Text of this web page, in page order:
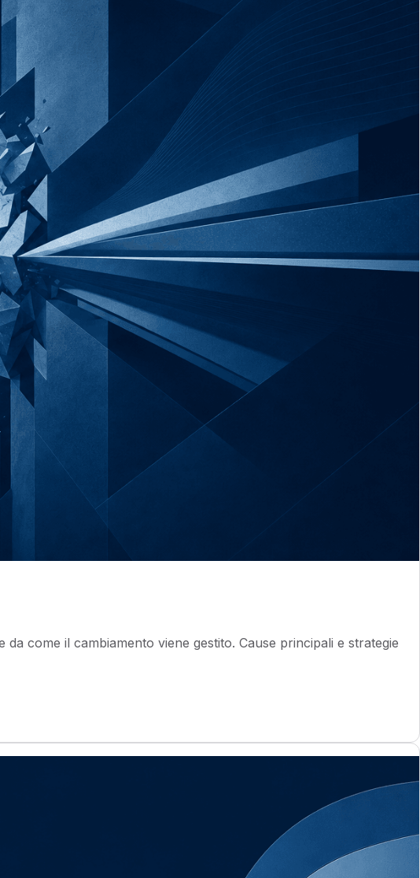
come il cambiamento viene gestito. Cause principali e strategie